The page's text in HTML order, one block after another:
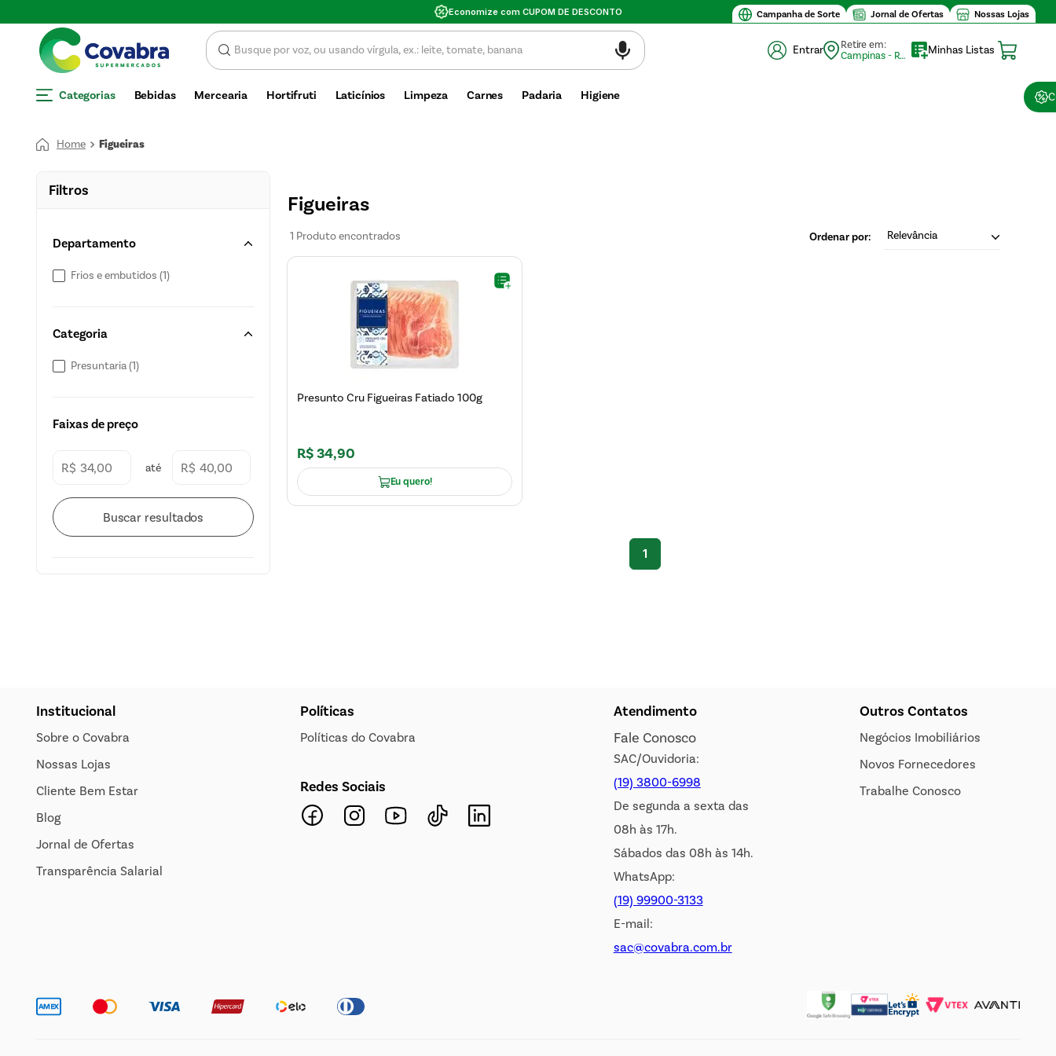
Campanha de Sorte Jornal de Ofertas Nossas Lojas
Valor mínimo de compra $30
Entrar
Retire em:
Campinas - Retirada (10)
Minhas Listas
Categorias Bebidas Mercearia Hortifruti Laticínios Limpeza Carnes Padaria Higiene
Figueiras
Filtros
Departamento
Frios e embutidos (1)
Categoria
Presuntaria (1)
Faixas de preço
R$ R$
Figueiras
1 Produto Relevância
Presunto Cru Figueiras Fatiado 100g
R$34,90
Eu quero!
1
Institucional
Sobre o Covabra
Nossas Lojas
Cliente Bem Estar
Blog
Jornal de Ofertas
Transparência Salarial
Políticas
Políticas do Covabra
Redes Sociais
Atendimento
Fale Conosco
SAC/Ouvidoria:
(19) 3800-6998
De segunda a sexta das
08h às 17h.
Sábados das 08h às 14h.
WhatsApp:
(19) 99900-3133
E-mail:
sac@covabra.com.br
Outros Contatos
Negócios Imobiliários
Novos Fornecedores
Trabalhe Conosco